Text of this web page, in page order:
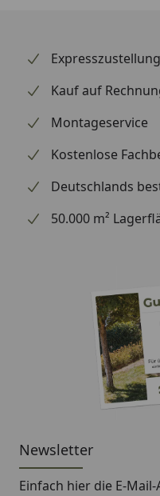
Kauf auf
Montageservice
Kostenlose
Deutschlands
50.000 m²
Newsletter
Einfach hier die E-